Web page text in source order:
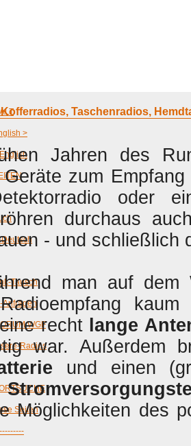
>
Tausch
Anfragen
WGF
Radios
Seiten
Taschenradios,
Jahren des
zum
oder
durchaus
- und schließlich
man auf
recht lange
war. Außerdem
und einen
Möglichkeiten des